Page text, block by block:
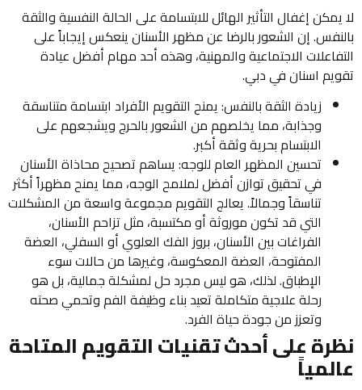
لا يمكن إغفال التأثير الهائل للابتسامة على الحالة النفسية والثقة
بالنفس. إن الشعور بالرضا عن مظهر الأسنان ينعكس إيجاباً على
التفاعلات الاجتماعية والمهنية، وهذه أحد مهام أفضل عيادة
تقويم اسنان في دبي.
زيادة الثقة بالنفس: يمنح التقويم الأفراد ابتسامة متناسقة
وجذابة، مما يخلصهم من الشعور بالحرج ويشجعهم على
الابتسام بحرية وثقة أكبر.
تحسين المظهر العام للوجه: يساهم تصحيح محاذاة الأسنان
في تحقيق توازن أفضل لملامح الوجه، مما يمنح مظهراً أكثر
تناسقاً وجمالاً. يعالج التقويم مجموعة واسعة من المشكلات
التي قد تكون موروثة أو مكتسبة، مثل تزاحم الأسنان،
الفراغات بين الأسنان، بروز الفك العلوي أو السفلي، العضة
المفتوحة، العضة المعكوسة، وغيرها من حالات سوء
الإطباق. لذلك، هو ليس مجرد حل لمشكلة جمالية، بل هو
رحلة علاجية متكاملة تعيد بناء وظيفة الفم وتحمي صحته
وتعزز من جودة حياة الفرد.
نظرة على أحدث تقنيات التقويم المتاحة
عالمياً